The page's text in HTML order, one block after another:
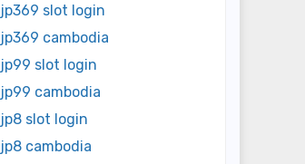
jp369 slot login
jp369 cambodia
jp99 slot login
jp99 cambodia
jp8 slot login
jp8 cambodia